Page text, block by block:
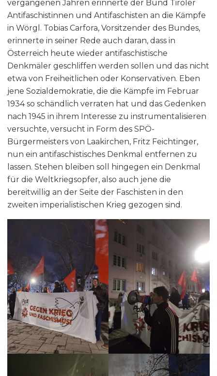
vergangenen Jahren erinnerte der Bund Tiroler
Antifaschistinnen und Antifaschisten an die Kämpfe
in Wörgl. Tobias Carfora, Vorsitzender des Bundes,
erinnerte in seiner Rede auch daran, dass in
Österreich heute wieder antifaschistische
Denkmäler geschliffen werden sollen und das nicht
etwa von Freiheitlichen oder Konservativen. Eben
jene Sozialdemokratie, die die Kämpfe im Februar
1934 so schändlich verraten hat und das Gedenken
nach 1945 in ihrem Interesse zu instrumentalisieren
versuchte, versucht in Form des SPÖ-
Bürgermeisters von Laakirchen, Fritz Feichtinger,
nun ein antifaschistisches Denkmal entfernen zu
lassen. Stehen bleiben soll hingegen ein Denkmal
für die Weltkriegsopfer, also auch jene die
bereitwillig an der Seite der Faschisten in den
zweiten imperialistischen Krieg gezogen sind.